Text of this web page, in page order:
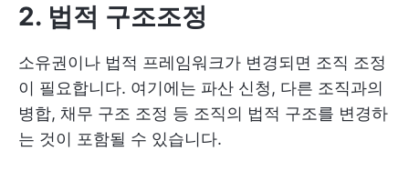
2. 법적 구조조정
소유권이나 법적 프레임워크가 변경되면 조직 조정
이 필요합니다. 여기에는 파산 신청, 다른 조직과의
병합, 채무 구조 조정 등 조직의 법적 구조를 변경하
는 것이 포함될 수 있습니다.